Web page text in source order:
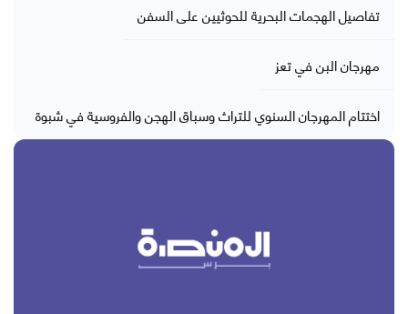
تفاصيل الهجمات البحرية للحوثيين على السفن
مهرجان البن في تعز
اختتام المهرجان السنوي للتراث وسباق الهجن والفروسية في شبوة